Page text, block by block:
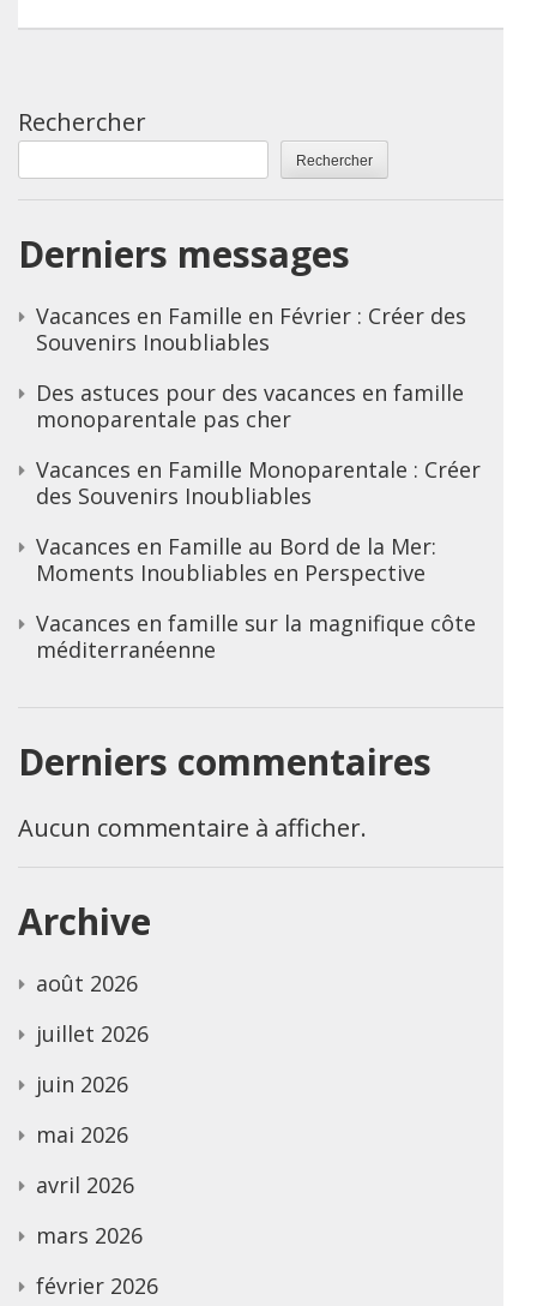
Rechercher
Rechercher
Derniers messages
Vacances en Famille en Février : Créer des
Souvenirs Inoubliables
Des astuces pour des vacances en famille
monoparentale pas cher
Vacances en Famille Monoparentale : Créer
des Souvenirs Inoubliables
Vacances en Famille au Bord de la Mer:
Moments Inoubliables en Perspective
Vacances en famille sur la magnifique côte
méditerranéenne
Derniers commentaires
Aucun commentaire à afficher.
Archive
août 2026
juillet 2026
juin 2026
mai 2026
avril 2026
mars 2026
février 2026